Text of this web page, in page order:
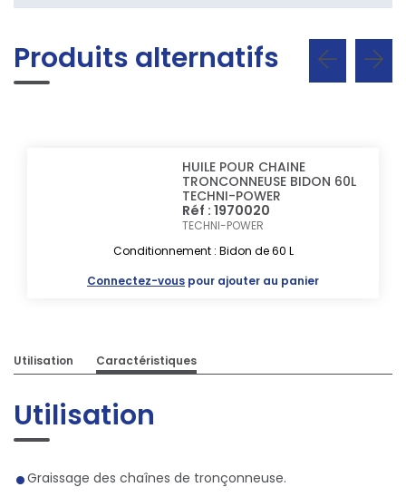
Produits alternatifs
HUILE POUR CHAINE
TRONCONNEUSE BIDON 60L
TECHNI-POWER
Réf : 1970020
TECHNI-POWER
Conditionnement : Bidon de 60 L
Connectez-vous pour ajouter au panier
Utilisation Caractéristiques
Utilisation
Graissage des chaînes de tronçonneuse.